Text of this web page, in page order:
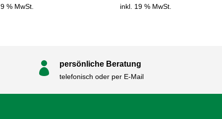
% MwSt. inkl. 19 % MwSt.
 persönliche Beratung
telefonisch oder per E-Mail